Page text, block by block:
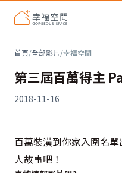
首頁/全部影片/幸福空間
第三屆百萬得主
2018-11-16
百萬裝潢到你家入圍名
人故事吧！